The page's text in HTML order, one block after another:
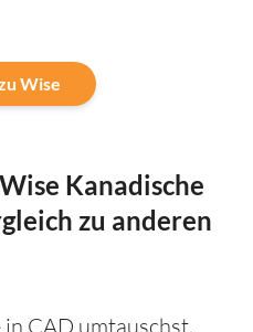
Wise
Kanadische
zu anderen
CAD umtauschst,